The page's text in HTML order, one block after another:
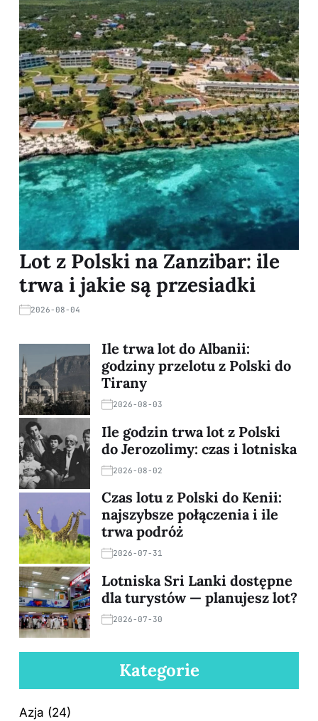
Lot z Polski na Zanzibar: ile
trwa i jakie są przesiadki
2026-08-04
Ile trwa lot do Albanii:
godziny przelotu z Polski do
Tirany
2026-08-03
Ile godzin trwa lot z Polski
do Jerozolimy: czas i lotniska
2026-08-02
Czas lotu z Polski do Kenii:
najszybsze połączenia i ile
trwa podróż
2026-07-31
Lotniska Sri Lanki dostępne
dla turystów — planujesz lot?
2026-07-30
Kategorie
Azja (24)